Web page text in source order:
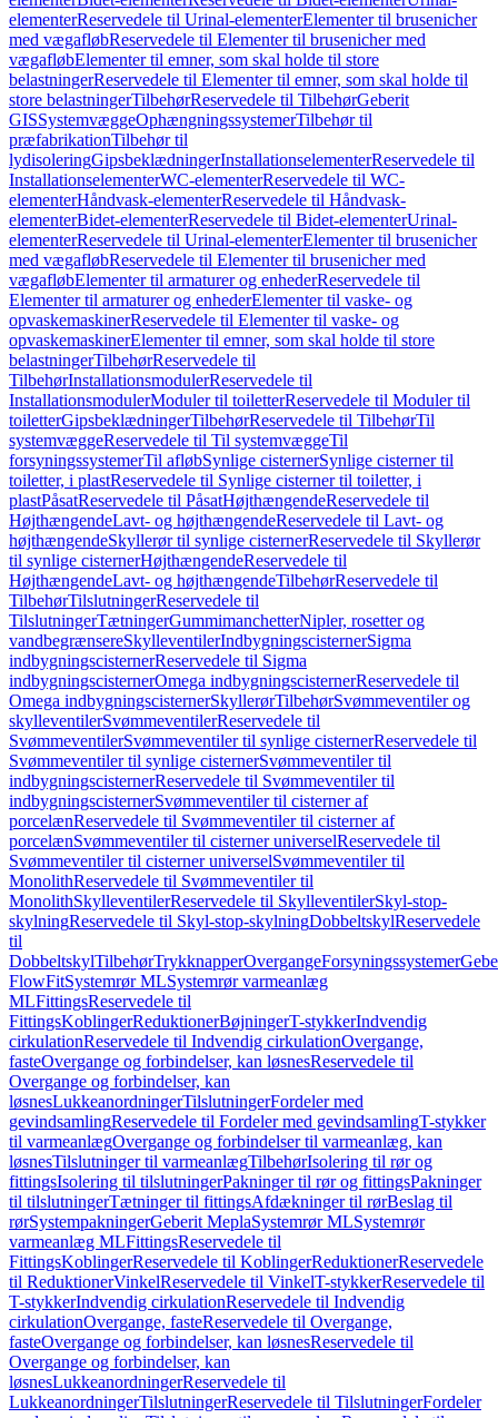
elementerReservedele til Urinal-elementerElementer til brusenicher
med vægafløbReservedele til Elementer til brusenicher med
vægafløbElementer til emner, som skal holde til store
belastningerReservedele til Elementer til emner, som skal holde til
store belastningerTilbehørReservedele til TilbehørGeberit
GISSystemvæggeOphængningssystemerTilbehør til
præfabrikationTilbehør til
lydisoleringGipsbeklædningerInstallationselementerReservedele til
InstallationselementerWC-elementerReservedele til WC-
elementerHåndvask-elementerReservedele til Håndvask-
elementerBidet-elementerReservedele til Bidet-elementerUrinal-
elementerReservedele til Urinal-elementerElementer til brusenicher
med vægafløbReservedele til Elementer til brusenicher med
vægafløbElementer til armaturer og enhederReservedele til
Elementer til armaturer og enhederElementer til vaske- og
opvaskemaskinerReservedele til Elementer til vaske- og
opvaskemaskinerElementer til emner, som skal holde til store
belastningerTilbehørReservedele til
TilbehørInstallationsmodulerReservedele til
InstallationsmodulerModuler til toiletterReservedele til Moduler til
toiletterGipsbeklædningerTilbehørReservedele til TilbehørTil
systemvæggeReservedele til Til systemvæggeTil
forsyningssystemerTil afløbSynlige cisternerSynlige cisterner til
toiletter, i plastReservedele til Synlige cisterner til toiletter, i
plastPåsatReservedele til PåsatHøjthængendeReservedele til
HøjthængendeLavt- og højthængendeReservedele til Lavt- og
højthængendeSkyllerør til synlige cisternerReservedele til Skyllerør
til synlige cisternerHøjthængendeReservedele til
HøjthængendeLavt- og højthængendeTilbehørReservedele til
TilbehørTilslutningerReservedele til
TilslutningerTætningerGummimanchetterNipler, rosetter og
vandbegrænsereSkylleventilerIndbygningscisternerSigma
indbygningscisternerReservedele til Sigma
indbygningscisternerOmega indbygningscisternerReservedele til
Omega indbygningscisternerSkyllerørTilbehørSvømmeventiler og
skylleventilerSvømmeventilerReservedele til
SvømmeventilerSvømmeventiler til synlige cisternerReservedele til
Svømmeventiler til synlige cisternerSvømmeventiler til
indbygningscisternerReservedele til Svømmeventiler til
indbygningscisternerSvømmeventiler til cisterner af
porcelænReservedele til Svømmeventiler til cisterner af
porcelænSvømmeventiler til cisterner universelReservedele til
Svømmeventiler til cisterner universelSvømmeventiler til
MonolithReservedele til Svømmeventiler til
MonolithSkylleventilerReservedele til SkylleventilerSkyl-stop-
skylningReservedele til Skyl-stop-skylningDobbeltskylReservedele
til
DobbeltskylTilbehørTrykknapperOvergangeForsyningssystemer
FlowFitSystemrør MLSystemrør varmeanlæg
MLFittingsReservedele til
FittingsKoblingerReduktionerBøjningerT-stykkerIndvendig
cirkulationReservedele til Indvendig cirkulationOvergange,
fasteOvergange og forbindelser, kan løsnesReservedele til
Overgange og forbindelser, kan
løsnesLukkeanordningerTilslutningerFordeler med
gevindsamlingReservedele til Fordeler med gevindsamlingT-stykker
til varmeanlægOvergange og forbindelser til varmeanlæg, kan
løsnesTilslutninger til varmeanlægTilbehørIsolering til rør og
fittingsIsolering til tilslutningerPakninger til rør og fittingsPakninger
til tilslutningerTætninger til fittingsAfdækninger til rørBeslag til
rørSystempakningerGeberit MeplaSystemrør MLSystemrør
varmeanlæg MLFittingsReservedele til
FittingsKoblingerReservedele til KoblingerReduktionerReservedele
til ReduktionerVinkelReservedele til VinkelT-stykkerReservedele til
T-stykkerIndvendig cirkulationReservedele til Indvendig
cirkulationOvergange, fasteReservedele til Overgange,
fasteOvergange og forbindelser, kan løsnesReservedele til
Overgange og forbindelser, kan
løsnesLukkeanordningerReservedele til
LukkeanordningerTilslutningerReservedele til TilslutningerFordeler